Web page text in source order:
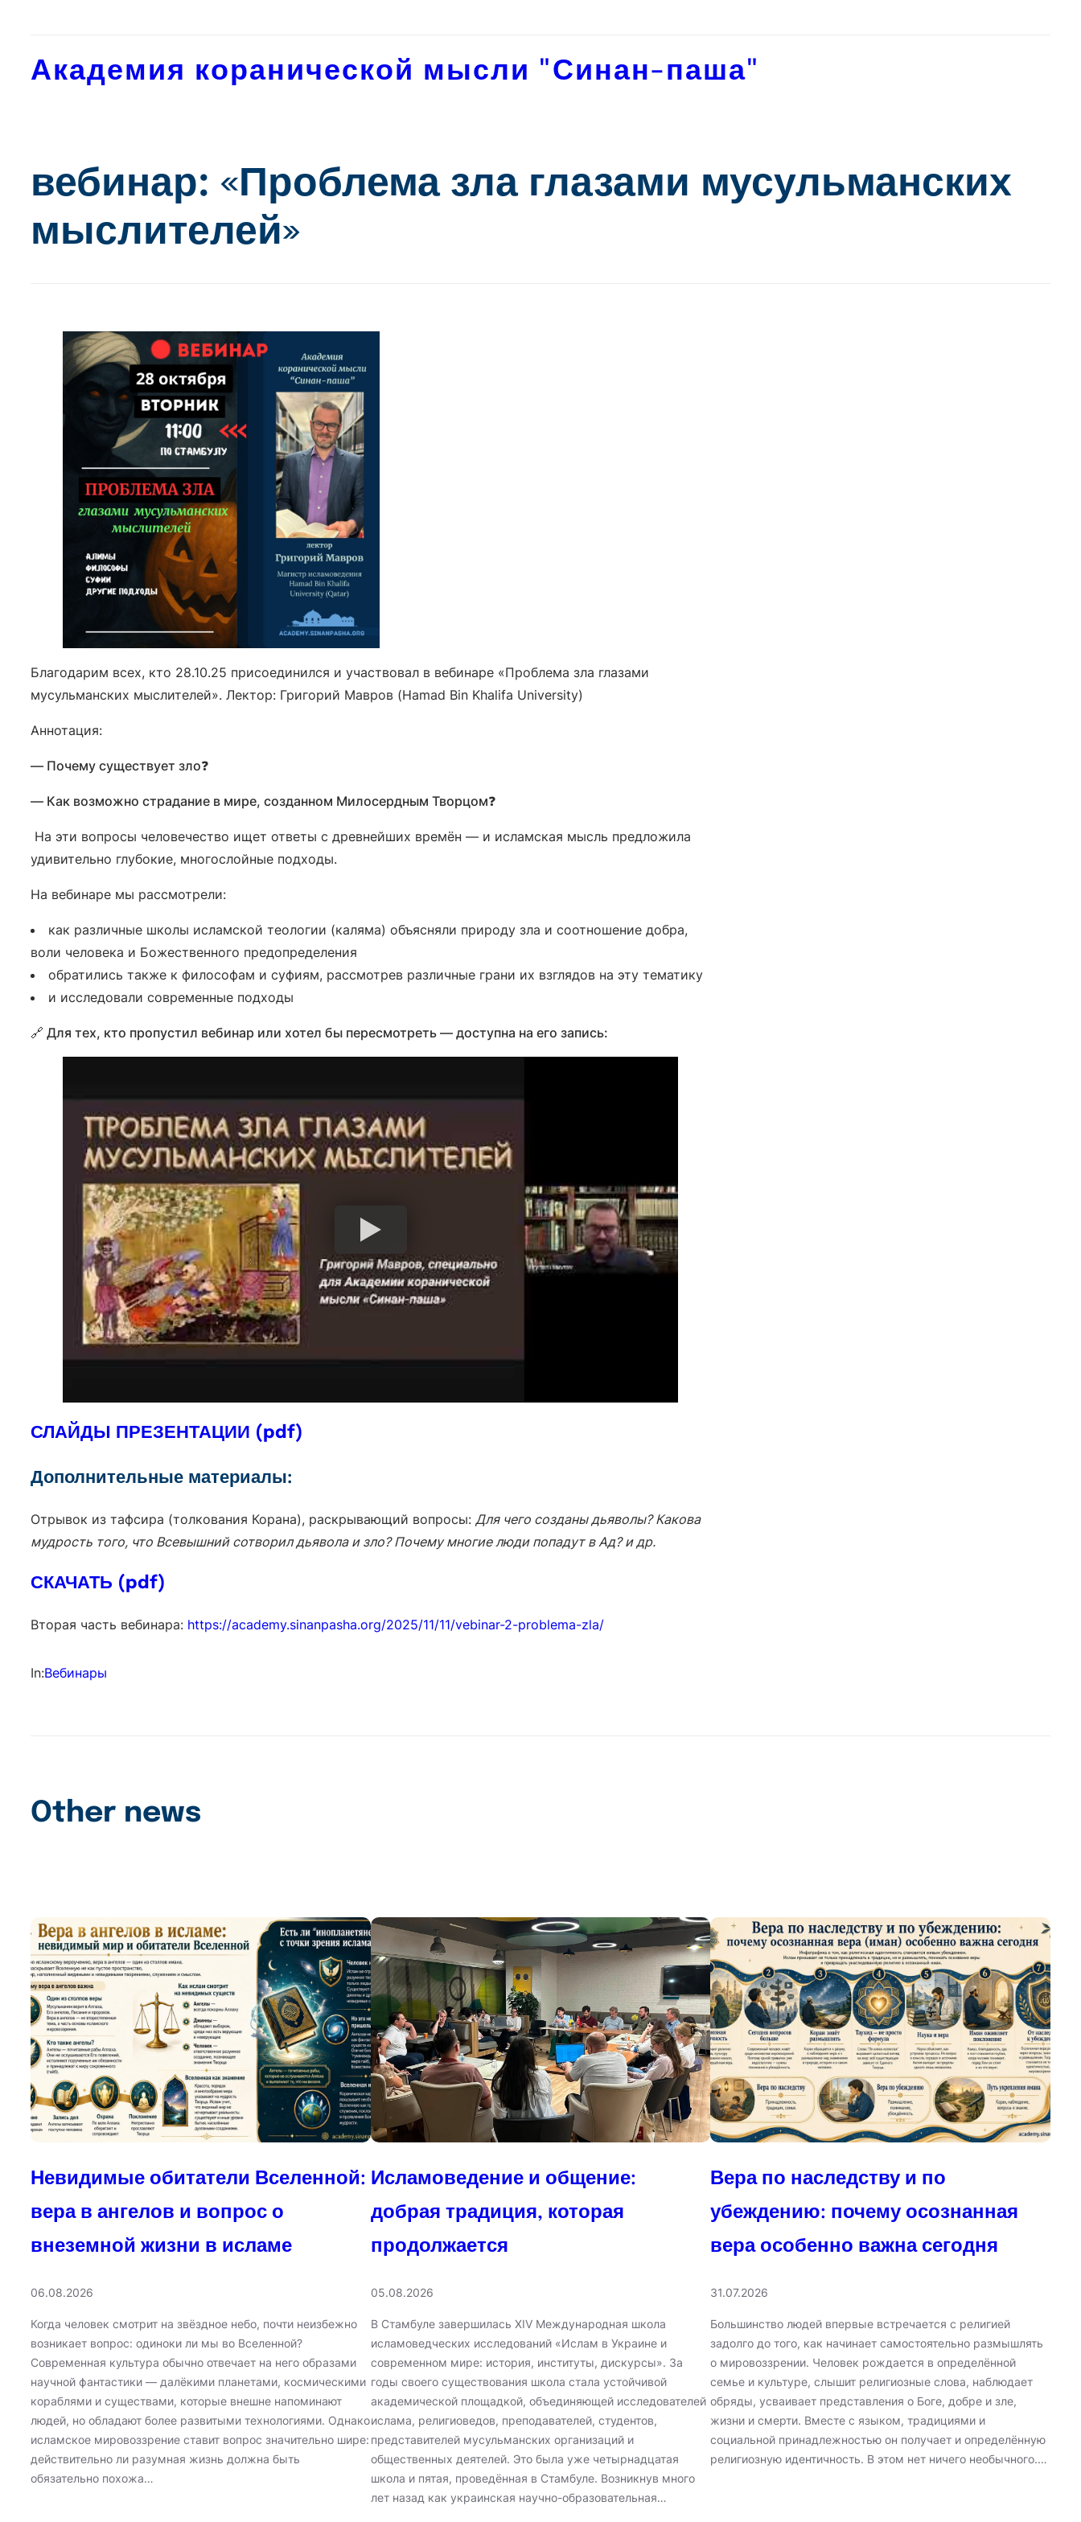
содержимому
Академия коранической мысли "Синан-паша"
вебинар: «Проблема зла глазами мусульманских
мыслителей»
Благодарим всех, кто 28.10.25 присоединился и участвовал в вебинаре «Проблема зла глазами
мусульманских мыслителей». Лектор: Григорий Мавров (Hamad Bin Khalifa University)
Аннотация:
— Почему существует зло❓
— Как возможно страдание в мире, созданном Милосердным Творцом❓
На эти вопросы человечество ищет ответы с древнейших времён — и исламская мысль предложила
удивительно глубокие, многослойные подходы.
На вебинаре мы рассмотрели:
как различные школы исламской теологии (каляма) объясняли природу зла и соотношение добра,
воли человека и Божественного предопределения
обратились также к философам и суфиям, рассмотрев различные грани их взглядов на эту тематику
и исследовали современные подходы
🔗 Для тех, кто пропустил вебинар или хотел бы пересмотреть — доступна на его запись:
СЛАЙДЫ ПРЕЗЕНТАЦИИ (pdf)
Дополнительные материалы:
Отрывок из тафсира (толкования Корана), раскрывающий вопросы: Для чего созданы дьяволы? Какова
мудрость того, что Всевышний сотворил дьявола и зло? Почему многие люди попадут в Ад? и др.
СКАЧАТЬ (pdf)
Вторая часть вебинара: https://academy.sinanpasha.org/2025/11/11/vebinar-2-problema-zla/
In:Вебинары
Other news
Невидимые обитатели Вселенной:
вера в ангелов и вопрос о
внеземной жизни в исламе
06.08.2026
Когда человек смотрит на звёздное небо, почти неизбежно
возникает вопрос: одиноки ли мы во Вселенной?
Современная культура обычно отвечает на него образами
научной фантастики — далёкими планетами, космическими
кораблями и существами, которые внешне напоминают
людей, но обладают более развитыми технологиями. Однако
исламское мировоззрение ставит вопрос значительно шире:
действительно ли разумная жизнь должна быть
обязательно похожа…
Исламоведение и общение:
добрая традиция, которая
продолжается
05.08.2026
В Стамбуле завершилась XIV Международная школа
исламоведческих исследований «Ислам в Украине и
современном мире: история, институты, дискурсы». За
годы своего существования школа стала устойчивой
академической площадкой, объединяющей исследователей
ислама, религиоведов, преподавателей, студентов,
представителей мусульманских организаций и
общественных деятелей. Это была уже четырнадцатая
школа и пятая, проведённая в Стамбуле. Возникнув много
лет назад как украинская научно-образовательная…
Вера по наследству и по
убеждению: почему осознанная
вера особенно важна сегодня
31.07.2026
Большинство людей впервые встречается с религией
задолго до того, как начинает самостоятельно размышлять
о мировоззрении. Человек рождается в определённой
семье и культуре, слышит религиозные слова, наблюдает
обряды, усваивает представления о Боге, добре и зле,
жизни и смерти. Вместе с языком, традициями и
социальной принадлежностью он получает и определённую
религиозную идентичность. В этом нет ничего необычного.…